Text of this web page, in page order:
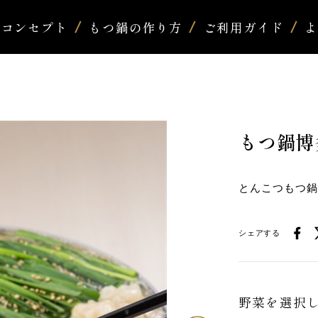
コンセプト もつ鍋の作り方 ご利用ガイド
もつ鍋
とんこつもつ
シェアする
野菜を選択